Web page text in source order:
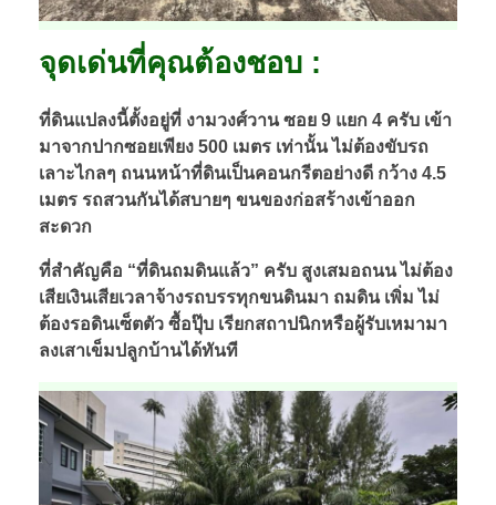
จุดเด่นที่คุณต้องชอบ :
ที่ดินแปลงนี้ตั้งอยู่ที่ งามวงศ์วาน ซอย 9 แยก 4 ครับ เข้า
มาจากปากซอยเพียง 500 เมตร เท่านั้น ไม่ต้องขับรถ
เลาะไกลๆ ถนนหน้าที่ดินเป็นคอนกรีตอย่างดี กว้าง 4.5
เมตร รถสวนกันได้สบายๆ ขนของก่อสร้างเข้าออก
สะดวก
ที่สำคัญคือ “ที่ดินถมดินแล้ว” ครับ สูงเสมอถนน ไม่ต้อง
เสียเงินเสียเวลาจ้างรถบรรทุกขนดินมา ถมดิน เพิ่ม ไม่
ต้องรอดินเซ็ตตัว ซื้อปุ๊บ เรียกสถาปนิกหรือผู้รับเหมามา
ลงเสาเข็มปลูกบ้านได้ทันที